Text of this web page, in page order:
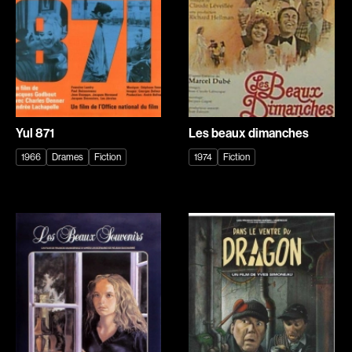
Romantiques
Science-fiction
Sports
Thrillers
Western
Décennies
1940
1950
1990
2000
2010
2020
Réalisateur
(Daniel Grou) Podz
Absa Moussa Sene
Yul 871
1966 Drames Fiction
Les beaux dimanches
1974 Fiction